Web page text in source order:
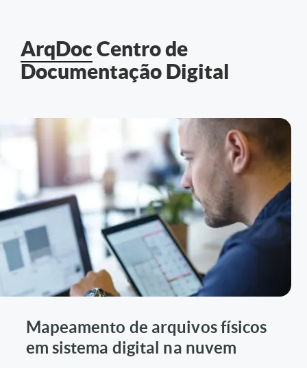
ArqDocCentro de
Documentação Digital
Mapeamento de arquivos físicos
em sistema digital na nuvem